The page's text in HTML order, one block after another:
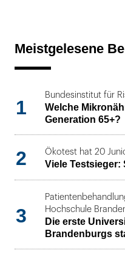
Meistgelesene
1
Bundesinstitut für
Welche
Generation 65+?
2 Ökotest hat 20
Viele
3
Hochschule
Die erste
Brandenburgs